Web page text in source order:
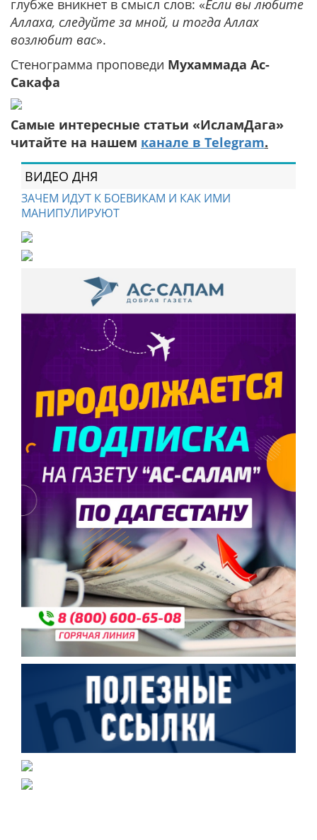
глубже вникнет в смысл слов: «Если вы любите
Аллаха, следуйте за мной, и тогда Аллах
возлюбит вас».
Стенограмма проповеди Мухаммада Ас-
Сакафа
Самые интересные статьи «ИсламДага»
читайте на нашем канале в Telegram.
ВИДЕО ДНЯ
ЗАЧЕМ ИДУТ К БОЕВИКАМ И КАК ИМИ
МАНИПУЛИРУЮТ